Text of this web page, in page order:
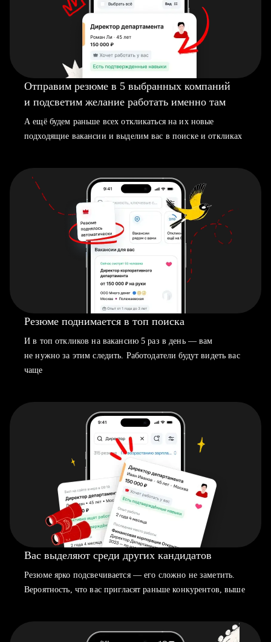
Отправим резюме в 5 выбранных компаний
и подсветим желание работать именно там
А ещё будем раньше всех откликаться на их новые
подходящие вакансии и выделим вас в поиске и откликах
Резюме поднимается в топ поиска
И в топ откликов на вакансию 5 раз в день — вам
не нужно за этим следить. Работодатели будут видеть вас
чаще
Вас выделяют среди других кандидатов
Резюме ярко подсвечивается — его сложно не заметить.
Вероятность, что вас пригласят раньше конкурентов, выше